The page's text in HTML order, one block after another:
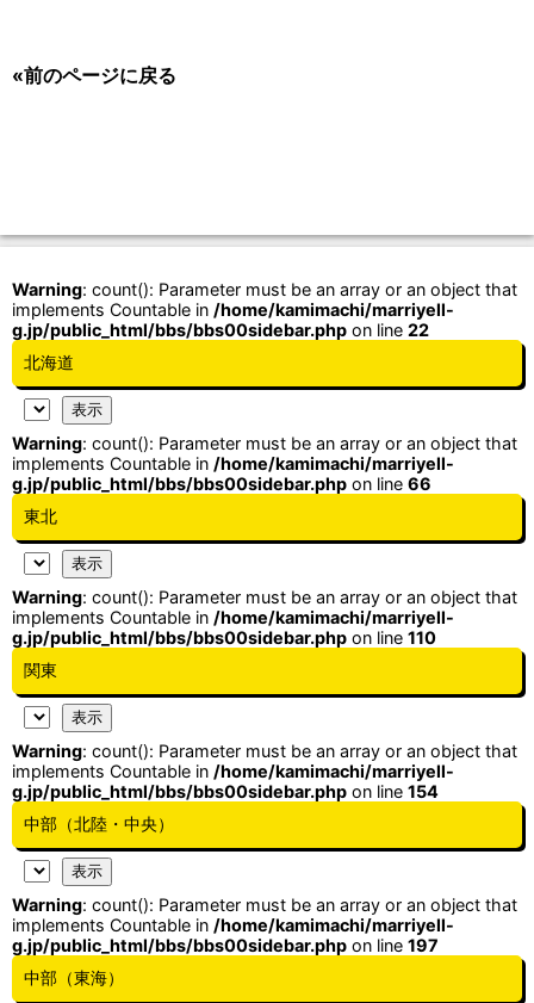
«前のページに戻る
Warning: count(): Parameter must be an array or an object that
implements Countable in /home/kamimachi/marriyell-
g.jp/public_html/bbs/bbs00sidebar.php on line 22
北海道
Warning: count(): Parameter must be an array or an object that
implements Countable in /home/kamimachi/marriyell-
g.jp/public_html/bbs/bbs00sidebar.php on line 66
東北
Warning: count(): Parameter must be an array or an object that
implements Countable in /home/kamimachi/marriyell-
g.jp/public_html/bbs/bbs00sidebar.php on line 110
関東
Warning: count(): Parameter must be an array or an object that
implements Countable in /home/kamimachi/marriyell-
g.jp/public_html/bbs/bbs00sidebar.php on line 154
中部（北陸・中央）
Warning: count(): Parameter must be an array or an object that
implements Countable in /home/kamimachi/marriyell-
g.jp/public_html/bbs/bbs00sidebar.php on line 197
中部（東海）